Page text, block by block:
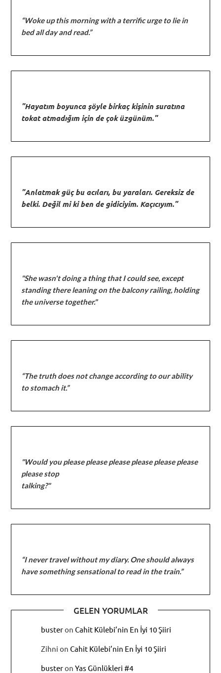
“Woke up this morning with a terrific urge to lie in
bed all day and read.”
"Hayatım boyunca şöyle birkaç kişinin suratına
tokat atmadığım için de çok üzgünüm."
"Anlatmak güç bu acıları, bu yaraları. Gereksiz de
belki. Değil mi ki ben de gidiciyim. Kaçıcıyım."
"She wasn't doing a thing that I could see, except
standing there leaning on the balcony railing, holding
the universe together."
“The truth does not change according to our ability
to stomach it.”
"Would you please please please please please please
please stop
talking?"
“I never travel without my diary. One should always
have something sensational to read in the train.”
GELEN YORUMLAR
busteronCahit Külebi’nin En İyi 10 Şiiri
Zihni onCahit Külebi’nin En İyi 10 Şiiri
busteronYas Günlükleri #4